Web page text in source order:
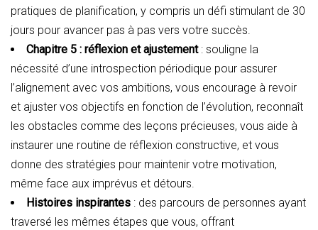
pratiques de planification, y compris un défi stimulant de 30
jours pour avancer pas à pas vers votre succès.
Chapitre 5 : réflexion et ajustement : souligne la
nécessité d’une introspection périodique pour assurer
l’alignement avec vos ambitions, vous encourage à revoir
et ajuster vos objectifs en fonction de l’évolution, reconnaît
les obstacles comme des leçons précieuses, vous aide à
instaurer une routine de réflexion constructive, et vous
donne des stratégies pour maintenir votre motivation,
même face aux imprévus et détours.
Histoires inspirantes : des parcours de personnes ayant
traversé les mêmes étapes que vous, offrant